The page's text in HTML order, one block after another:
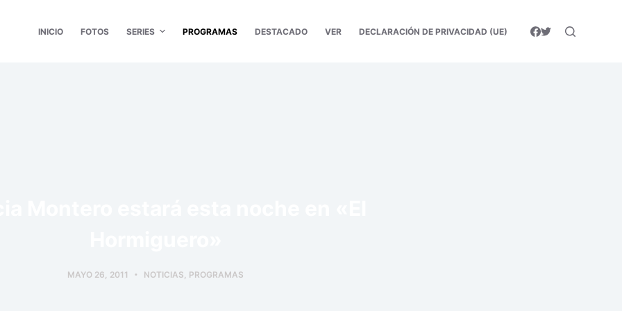
INICIO FOTOS SERIES PROGRAMAS DESTACADO VER DECLARACIÓN DE PRIVACIDAD (UE)
MAYO 26, 2011 NOTICIAS PROGRAMAS